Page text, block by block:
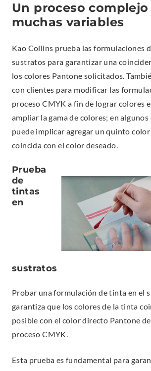
Un proceso complejo
muchas variables
Kao Collins prueba las formulaciones
sustratos para garantizar una
los colores Pantone solicitados.
con clientes para modificar las
proceso CMYK a fin de lograr colores
ampliar la gama de colores; en algunos
puede implicar agregar un quinto
coincida con el color deseado.
Prueba
de
tintas
en
sustratos
Probar una formulación de tinta en el
garantiza que los colores de la tinta
posible con el color directo Pantone
proceso CMYK.
Esta prueba es fundamental para